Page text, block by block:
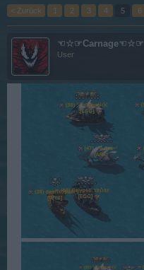
< Zurück 1 2 3 4 5 6
☜☆☞Carnage☜☆☞
User